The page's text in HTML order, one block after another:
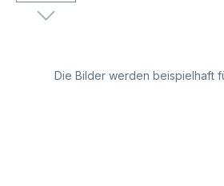
Die Bilder werden beispielhaft